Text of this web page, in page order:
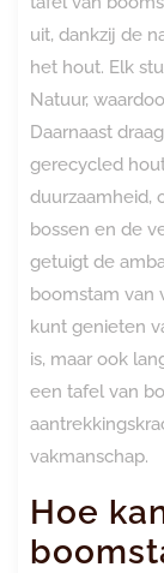
uit, dankzij de
het hout. Elk
Natuur,
Daarnaast
gerecycled
duurzaamheid,
bossen en de
getuigt de
boomstam van
kunt genieten
is, maar ook
een tafel van
vakmanschap.
Hoe